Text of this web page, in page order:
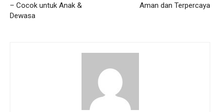
– Cocok untuk Anak &
Dewasa
Aman dan Terpercaya